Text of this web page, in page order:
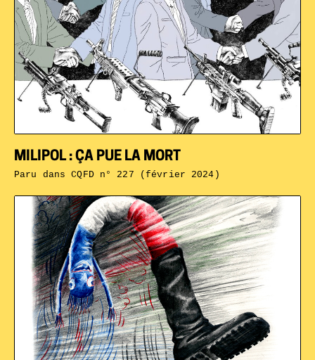
MILIPOL : ÇA PUE LA MORT
Paru dansCQFD n° 227 (février 2024)